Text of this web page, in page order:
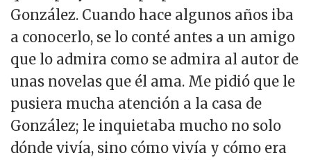
González. Cuando hace algunos años iba
a conocerlo, se lo conté antes a un amigo
que lo admira como se admira al autor de
unas novelas que él ama. Me pidió que le
pusiera mucha atención a la casa de
González; le inquietaba mucho no solo
dónde vivía, sino cómo vivía y cómo era